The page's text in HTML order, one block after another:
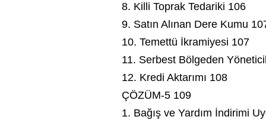
8. Killi Toprak Tedariki 106
9. Satın Alınan Dere Kumu
10. Temettü İkramiyesi 107
11. Serbest Bölgeden
12. Kredi Aktarımı 108
ÇÖZÜM-5 109
1. Bağış ve Yardım İndirimi